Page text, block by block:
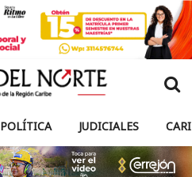
POLÍTICA JUDICIALES